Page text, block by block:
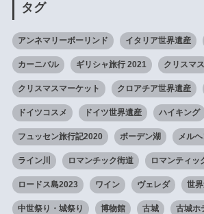
タグ
アンネマリーボーリンド イタリア世界遺産
カーニバル ギリシャ旅行 2021 クリスマス
クリスマスマーケット クロアチア世界遺産
ドイツコスメ ドイツ世界遺産 ハイキング
フュッセン旅行記2020 ボーデン湖 メル
ライン川 ロマンチック街道 ロマンティッ
ロードス島2023 ワイン ヴェレダ 世
中世祭り・城祭り 博物館 古城 古城ホ